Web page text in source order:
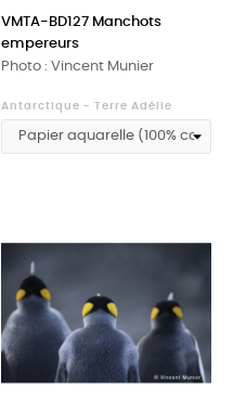
VMTA-BD127 Manchots
empereurs
Photo : Vincent Munier
Antarctique - Terre Adélie